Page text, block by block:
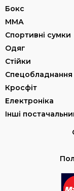
Бокс
ММА
Спортивні сумки
Одяг
Стійки
Спецобладнання
Кросфіт
Електроніка
Інші